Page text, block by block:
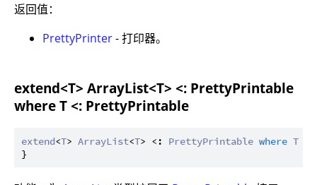
返回值：
PrettyPrinter- 打印器。
extend<T> ArrayList<T> <: PrettyPrintable
where T <: PrettyPrintable
extend<T> ArrayList<T> <: PrettyPrintable where T